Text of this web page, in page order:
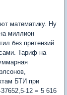
математику. Ну
миллион
без претензий
Тариф на
БТИ при
= 5 616